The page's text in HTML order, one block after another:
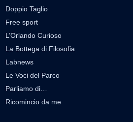
Doppio Taglio
Free sport
L’Orlando Curioso
La Bottega di Filosofia
Labnews
Le Voci del Parco
Parliamo di…
Ricomincio da me